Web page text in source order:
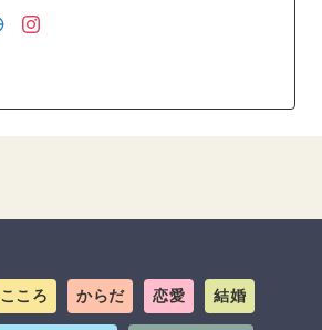
こころ からだ 恋愛 結婚